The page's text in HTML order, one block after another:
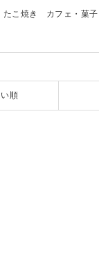
たこ焼き カフェ・菓子
順